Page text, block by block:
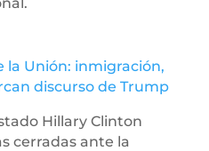
la Unión: inmigración,
discurso de Trump
Hillary Clinton
cerradas ante la